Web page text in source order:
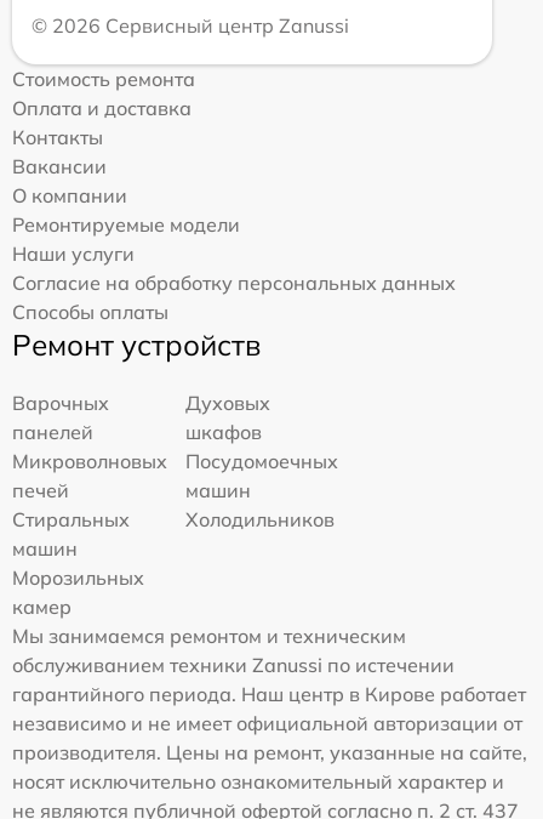
© 2026 Сервисный центр Zanussi
Стоимость ремонта
Оплата и доставка
Контакты
Вакансии
О компании
Ремонтируемые модели
Наши услуги
Согласие на обработку персональных данных
Способы оплаты
Ремонт устройств
Варочных
панелей
Духовых
шкафов
Микроволновых
печей
Посудомоечных
машин
Стиральных
машин
Холодильников
Морозильных
камер
Мы занимаемся ремонтом и техническим
обслуживанием техники Zanussi по истечении
гарантийного периода. Наш центр в Кирове работает
независимо и не имеет официальной авторизации от
производителя. Цены на ремонт, указанные на сайте,
носят исключительно ознакомительный характер и
не являются публичной офертой согласно п. 2 ст. 437